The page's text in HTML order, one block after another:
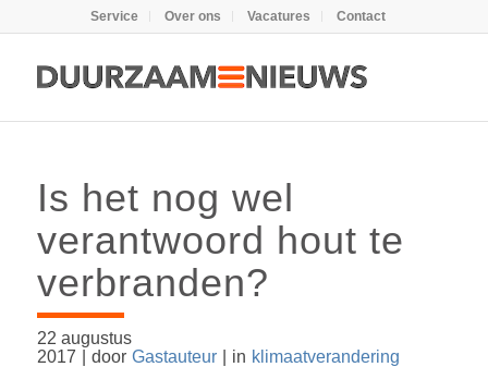
Service Over ons Vacatures Contact
Is het nog wel
verantwoord hout te
verbranden?
22 augustus
2017
door Gastauteur in klimaatverandering